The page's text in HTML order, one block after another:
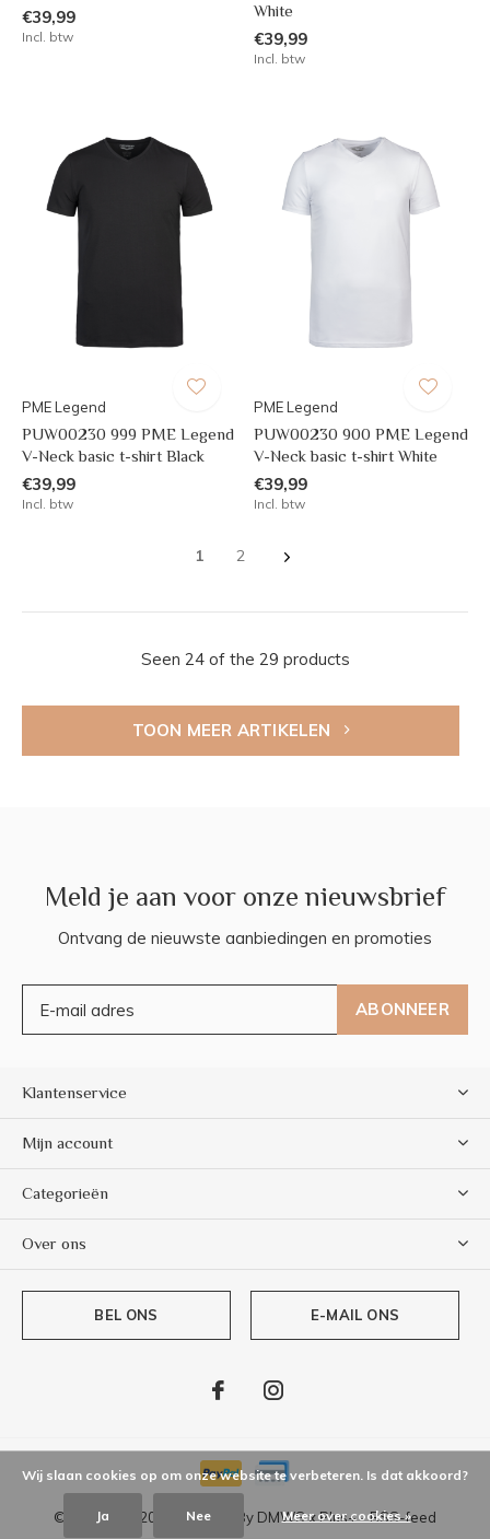
€39,99
Incl. btw
White
€39,99
Incl. btw
PME Legend
PUW00230 999 PME Legend
V-Neck basic t-shirt Black
€39,99
Incl. btw
PME Legend
PUW00230 900 PME Legend
V-Neck basic t-shirt White
€39,99
Incl. btw
1 2
Seen 24 of the 29 products
TOON MEER ARTIKELEN
Meld je aan voor onze nieuwsbrief
Ontvang de nieuwste aanbiedingen en promoties
ABONNEER
Klantenservice
Mijn account
Categorieën
Over ons
BEL ONS E-MAIL ONS
© Copyright 2026 - Theme By DMWSxPlus+-RSS-feed
Wij slaan cookies op om onze website te verbeteren. Is dat akkoord?
Ja Nee Meer over cookies »